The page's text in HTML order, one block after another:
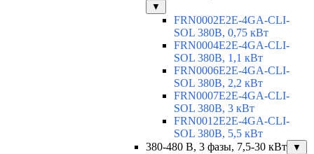
▼
FRN0002E2E-4GA-CLI-
SOL 380В, 0,75 кВт
FRN0004E2E-4GA-CLI-
SOL 380В, 1,1 кВт
FRN0006E2E-4GA-CLI-
SOL 380В, 2,2 кВт
FRN0007E2E-4GA-CLI-
SOL 380В, 3 кВт
FRN0012E2E-4GA-CLI-
SOL 380В, 5,5 кВт
380-480 В, 3 фазы, 7,5-30 кВт
▼